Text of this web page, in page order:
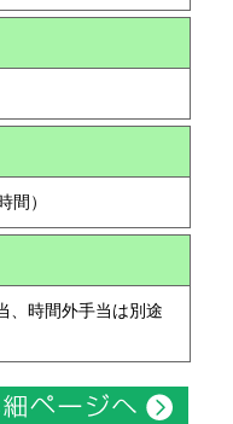
間）
、時間外手当は別途